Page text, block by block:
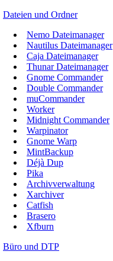
Dateien und Ordner
Nemo Dateimanager
Nautilus Dateimanager
Caja Dateimanager
Thunar Dateimanager
Gnome Commander
Double Commander
muCommander
Worker
Midnight Commander
Warpinator
Gnome Warp
MintBackup
Déjà Dup
Pika
Archivverwaltung
Xarchiver
Catfish
Brasero
Xfburn
Büro und DTP